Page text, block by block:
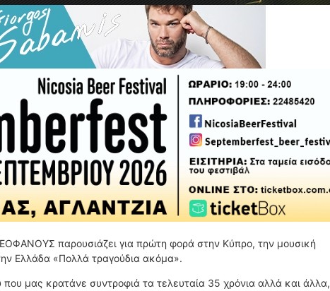
παρουσιάζει για πρώτη φορά στην Κύπρο, την μουσική
Ελλάδα «Πολλά τραγούδια ακόμα».
μας κρατάνε συντροφιά τα τελευταία 35 χρόνια αλλά και άλλα,